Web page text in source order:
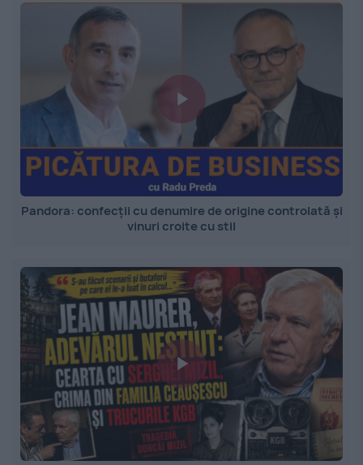
Pandora: confecții cu denumire de origine controlată și
vinuri croite cu stil